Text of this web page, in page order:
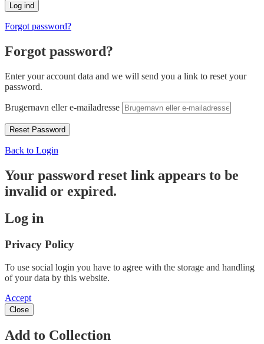
Forgot password?
Forgot password?
Enter your account data and we will send you a link to reset your
password.
Brugernavn eller e-mailadresse
Back to Login
Your password reset link appears to be
invalid or expired.
Log in
Privacy Policy
To use social login you have to agree with the storage and handling
of your data by this website.
Accept
Close
Add to Collection